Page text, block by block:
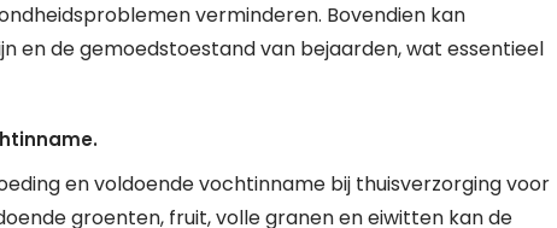
verminderen. Bovendien kan
en de gemoedstoestand van bejaarden, wat essentieel
en voldoende vochtinname bij thuisverzorging voor
groenten, fruit, volle granen en eiwitten kan de